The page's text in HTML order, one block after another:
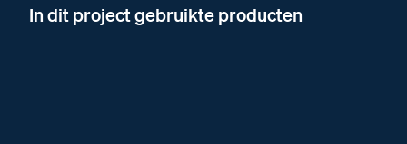
In dit project gebruikte producten